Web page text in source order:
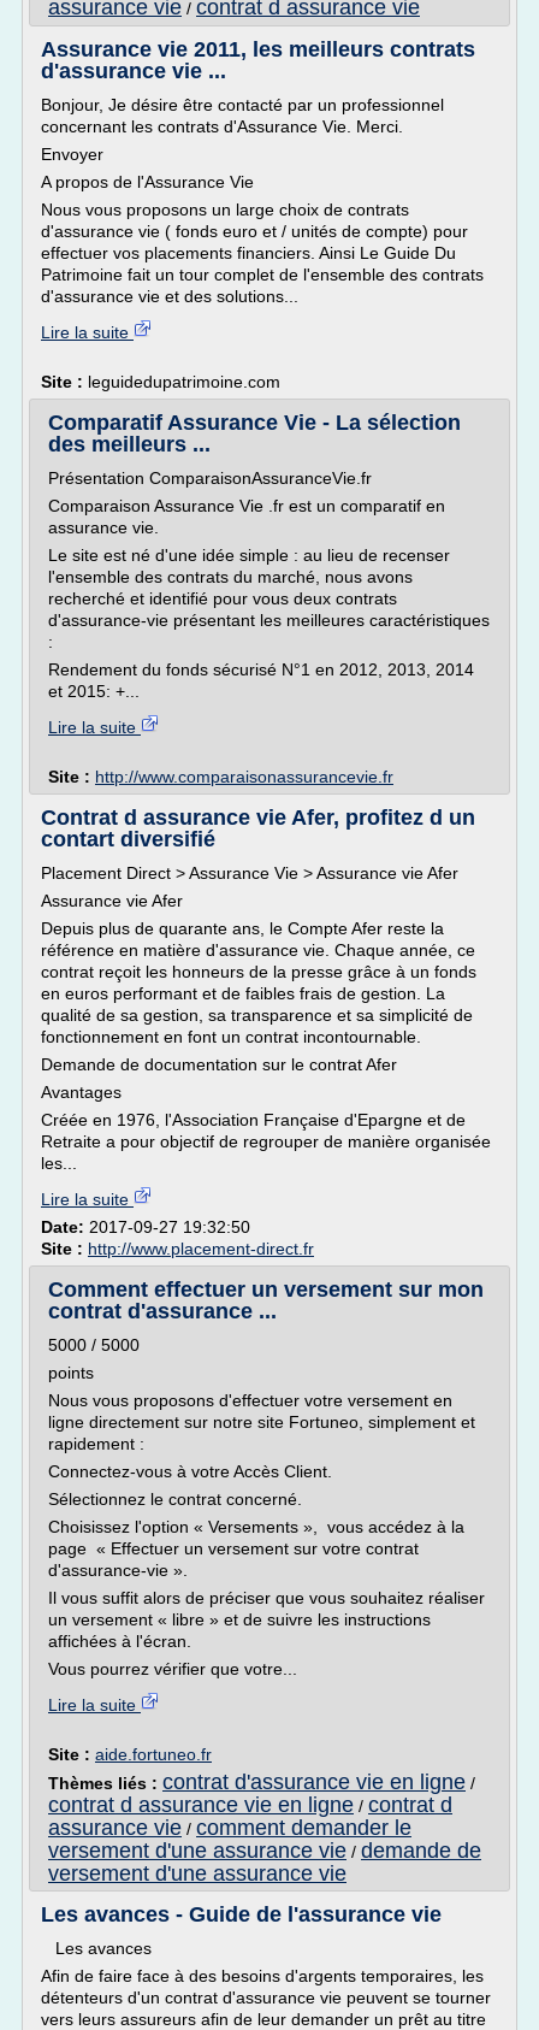
assurance vie / contrat d assurance vie
Assurance vie 2011, les meilleurs contrats
d'assurance vie ...
Bonjour, Je désire être contacté par un professionnel
concernant les contrats d'Assurance Vie. Merci.
Envoyer
A propos de l'Assurance Vie
Nous vous proposons un large choix de contrats
d'assurance vie ( fonds euro et / unités de compte) pour
effectuer vos placements financiers. Ainsi Le Guide Du
Patrimoine fait un tour complet de l'ensemble des contrats
d'assurance vie et des solutions...
Lire la suite
Site : leguidedupatrimoine.com
Comparatif Assurance Vie - La sélection
des meilleurs ...
Présentation ComparaisonAssuranceVie.fr
Comparaison Assurance Vie .fr est un comparatif en
assurance vie.
Le site est né d'une idée simple : au lieu de recenser
l'ensemble des contrats du marché, nous avons
recherché et identifié pour vous deux contrats
d'assurance-vie présentant les meilleures caractéristiques
:
Rendement du fonds sécurisé N°1 en 2012, 2013, 2014
et 2015: +...
Lire la suite
Site : http://www.comparaisonassurancevie.fr
Contrat d assurance vie Afer, profitez d un
contart diversifié
Placement Direct > Assurance Vie > Assurance vie Afer
Assurance vie Afer
Depuis plus de quarante ans, le Compte Afer reste la
référence en matière d'assurance vie. Chaque année, ce
contrat reçoit les honneurs de la presse grâce à un fonds
en euros performant et de faibles frais de gestion. La
qualité de sa gestion, sa transparence et sa simplicité de
fonctionnement en font un contrat incontournable.
Demande de documentation sur le contrat Afer
Avantages
Créée en 1976, l'Association Française d'Epargne et de
Retraite a pour objectif de regrouper de manière organisée
les...
Lire la suite
Date: 2017-09-27 19:32:50
Site : http://www.placement-direct.fr
Comment effectuer un versement sur mon
contrat d'assurance ...
5000 / 5000
points
Nous vous proposons d'effectuer votre versement en
ligne directement sur notre site Fortuneo, simplement et
rapidement :
Connectez-vous à votre Accès Client.
Sélectionnez le contrat concerné.
Choisissez l'option « Versements », vous accédez à la
page « Effectuer un versement sur votre contrat
d'assurance-vie ».
Il vous suffit alors de préciser que vous souhaitez réaliser
un versement « libre » et de suivre les instructions
affichées à l'écran.
Vous pourrez vérifier que votre...
Lire la suite
Site : aide.fortuneo.fr
Thèmes liés : contrat d'assurance vie en ligne /
contrat d assurance vie en ligne / contrat d
assurance vie / comment demander le
versement d'une assurance vie / demande de
versement d'une assurance vie
Les avances - Guide de l'assurance vie
Les avances
Afin de faire face à des besoins d'argents temporaires, les
détenteurs d'un contrat d'assurance vie peuvent se tourner
vers leurs assureurs afin de leur demander un prêt au titre